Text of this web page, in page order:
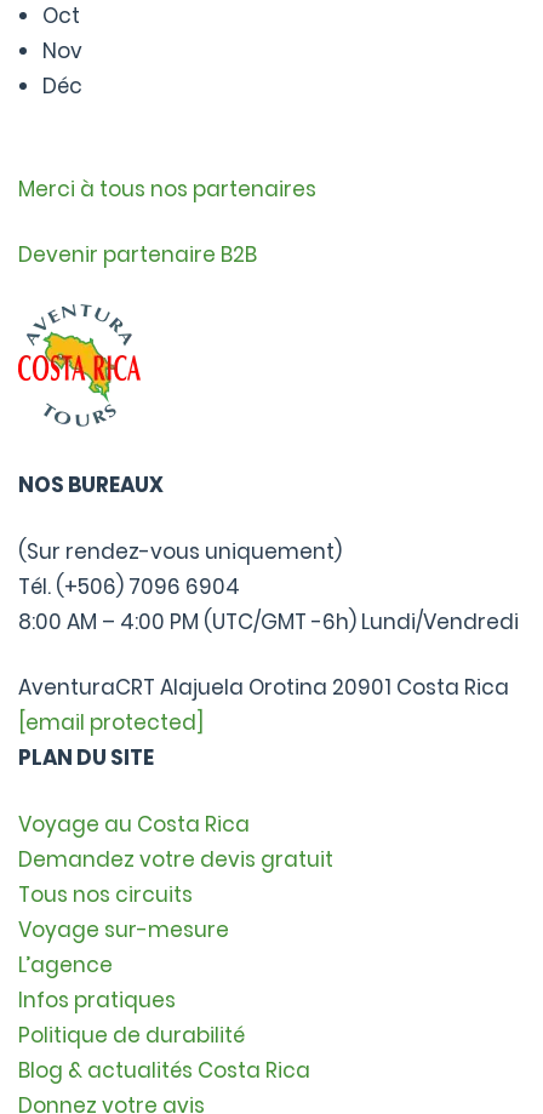
Oct
Nov
Déc
Merci à tous nos partenaires
Devenir partenaire B2B
NOS BUREAUX
(Sur rendez-vous uniquement)
Tél. (+506) 7096 6904
8:00 AM – 4:00 PM (UTC/GMT -6h) Lundi/Vendredi
AventuraCRT Alajuela Orotina 20901 Costa Rica
[email protected]
PLAN DU SITE
Voyage au Costa Rica
Demandez votre devis gratuit
Tous nos circuits
Voyage sur-mesure
L’agence
Infos pratiques
Politique de durabilité
Blog & actualités Costa Rica
Donnez votre avis